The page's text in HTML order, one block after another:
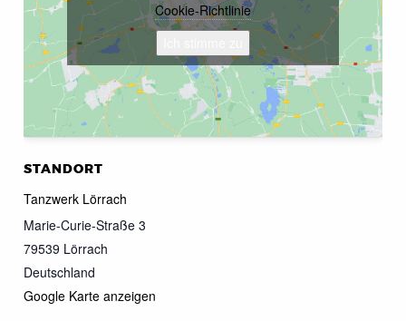
STANDORT
Tanzwerk Lörrach
Marie-Curie-Straße 3
79539 Lörrach
Deutschland
Google Karte anzeigen
Cookie-Richtlinie